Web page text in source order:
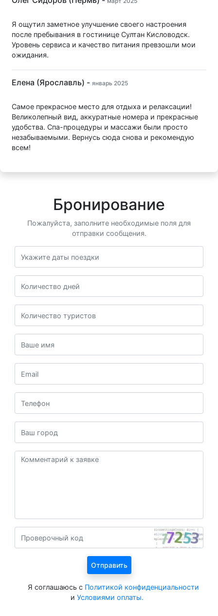
Я ощутил заметное улучшение своего настроения
после пребывания в гостинице Султан Кисловодск.
Уровень сервиса и качество питания превзошли мои
ожидания.
Елена (Ярославль) - январь 2025
Самое прекрасное место для отдыха и релаксации!
Великолепный вид, аккуратные номера и прекрасные
удобства. Спа-процедуры и массажи были просто
незабываемыми. Вернусь сюда снова и рекомендую
всем!
Бронирование
Пожалуйста, заполните необходимые поля для
отправки сообщения.
Я соглашаюсь с Политикой конфиденциальности
и Условиями оплаты.